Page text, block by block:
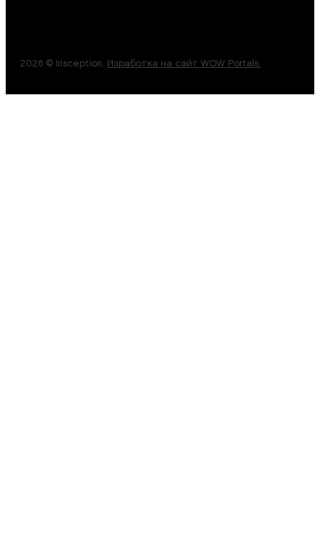
2026 © Irisception. Изработка на сайт WOW Portals.